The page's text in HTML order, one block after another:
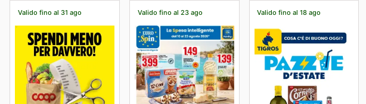
Valido fino al 31 ago Valido fino al 23 ago Valido fino al 18 ago